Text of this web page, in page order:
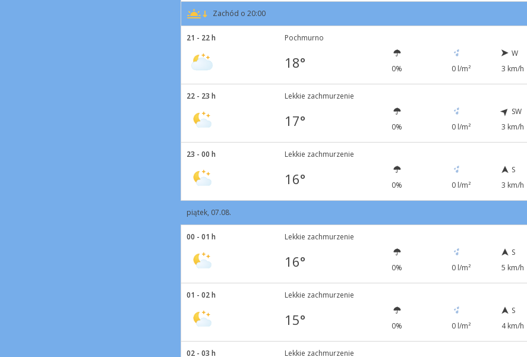
Zachód o 20:00
21 - 22 h Pochmurno
18° 0% 0 l/m²
W
3 km/h
22 - 23 h Lekkie zachmurzenie
17° 0% 0 l/m²
SW
3 km/h
23 - 00 h Lekkie zachmurzenie
16° 0% 0 l/m²
S
3 km/h
piątek, 07.08.
00 - 01 h Lekkie zachmurzenie
16° 0% 0 l/m²
S
5 km/h
01 - 02 h Lekkie zachmurzenie
15° 0% 0 l/m²
S
4 km/h
02 - 03 h Lekkie zachmurzenie